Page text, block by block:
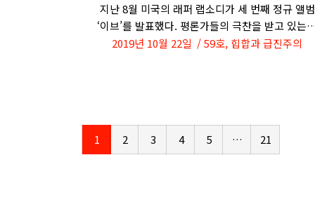
지난 8월 미국의 래퍼 랩소디가 세 번째 정규 앨범
‘이브’를 발표했다. 평론가들의 극찬을 받고 있는
2019년 10월 22일
59호, 힙합과 급진주의
1 2 3 4 5 … 21